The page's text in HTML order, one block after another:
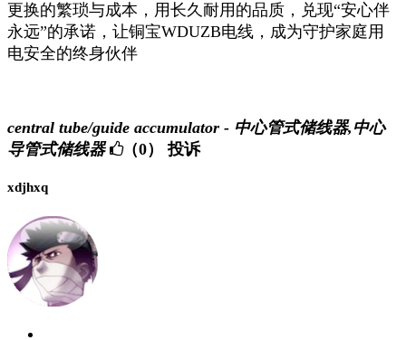
更换的繁琐与成本，用长久耐用的品质，兑现“安心伴
永远”的承诺，让铜宝WDUZB电线，成为守护家庭用
电安全的终身伙伴
central tube/guide accumulator - 中心管式储线器,中心
导管式储线器
（0） 投诉
xdjhxq